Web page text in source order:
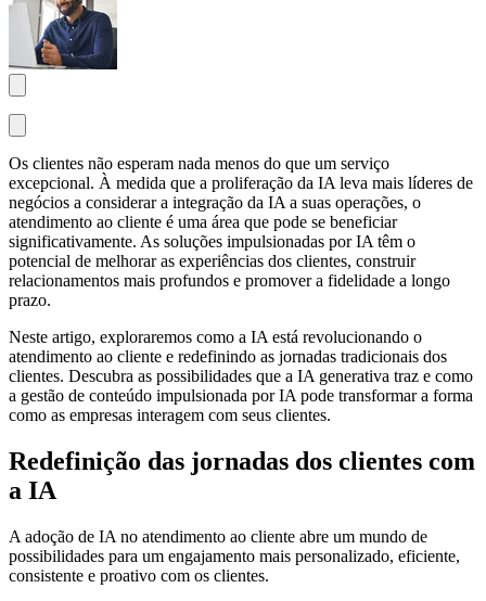
Os clientes não esperam nada menos do que um serviço
excepcional. À medida que a proliferação da IA leva mais líderes de
negócios a considerar a integração da IA a suas operações, o
atendimento ao cliente é uma área que pode se beneficiar
significativamente. As soluções impulsionadas por IA têm o
potencial de melhorar as experiências dos clientes, construir
relacionamentos mais profundos e promover a fidelidade a longo
prazo.
Neste artigo, exploraremos como a IA está revolucionando o
atendimento ao cliente e redefinindo as jornadas tradicionais dos
clientes. Descubra as possibilidades que a IA generativa traz e como
a gestão de conteúdo impulsionada por IA pode transformar a forma
como as empresas interagem com seus clientes.
Redefinição das jornadas dos clientes com
a IA
A adoção de IA no atendimento ao cliente abre um mundo de
possibilidades para um engajamento mais personalizado, eficiente,
consistente e proativo com os clientes.